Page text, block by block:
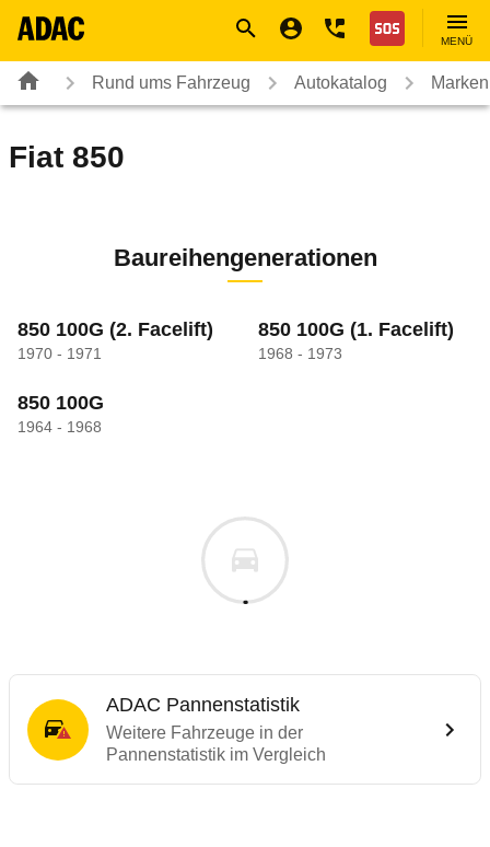
Nothilfe
MENÜ
Rund ums Fahrzeug Autokatalog
Fiat 850
Baureihengenerationen
850 100G (2. Facelift)
1970 - 1971
850 100G (1. Facelift)
1968 - 1973
850 100G
1964 - 1968
ADAC Pannenstatistik
Weitere Fahrzeuge in der
Pannenstatistik im Vergleich